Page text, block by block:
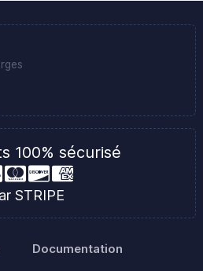
100% sécurisé
STRIPE
Documentation